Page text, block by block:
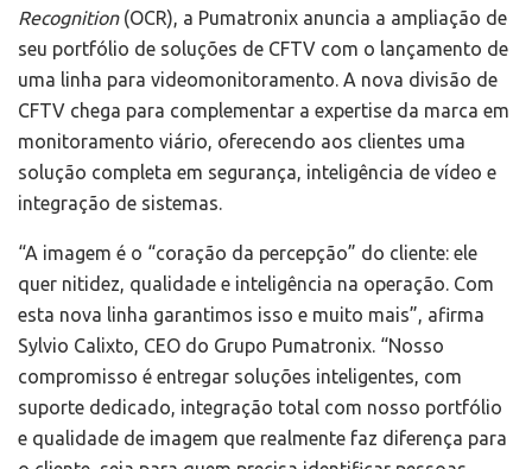
Recognition (OCR), a Pumatronix anuncia a ampliação de
seu portfólio de soluções de CFTV com o lançamento de
uma linha para videomonitoramento. A nova divisão de
CFTV chega para complementar a expertise da marca em
monitoramento viário, oferecendo aos clientes uma
solução completa em segurança, inteligência de vídeo e
integração de sistemas.
“A imagem é o “coração da percepção” do cliente: ele
quer nitidez, qualidade e inteligência na operação. Com
esta nova linha garantimos isso e muito mais”, afirma
Sylvio Calixto, CEO do Grupo Pumatronix. “Nosso
compromisso é entregar soluções inteligentes, com
suporte dedicado, integração total com nosso portfólio
e qualidade de imagem que realmente faz diferença para